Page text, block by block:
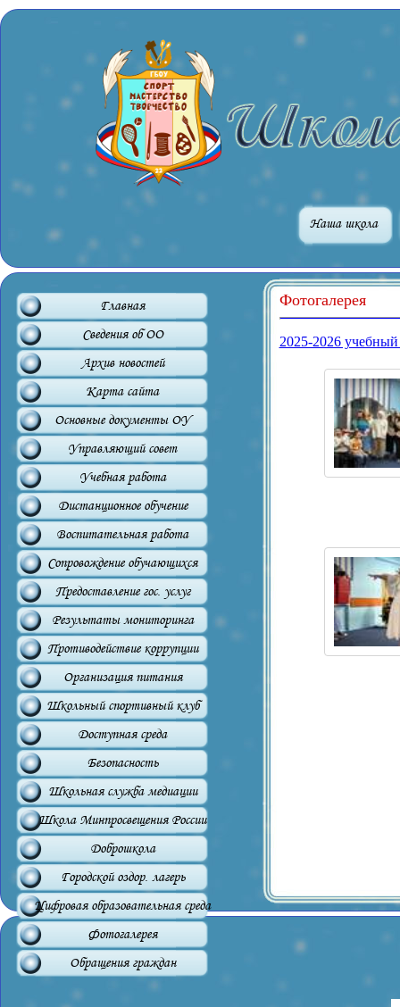
Наша школа
Главная
Сведения об ОО
Архив новостей
Карта сайта
Основные документы ОУ
Управляющий совет
Учебная работа
Дистанционное обучение
Воспитательная работа
Сопровождение обучающихся
Предоставление гос. услуг
Результаты мониторинга
Противодействие коррупции
Организация питания
Школьный спортивный клуб
Доступная среда
Безопасность
Школьная служба медиации
Школа Минпросвещения России
Доброшкола
Городской оздор. лагерь
Цифровая образовательная среда
Фотогалерея
Обращения граждан
Фотогалерея
2025-2026 учебный